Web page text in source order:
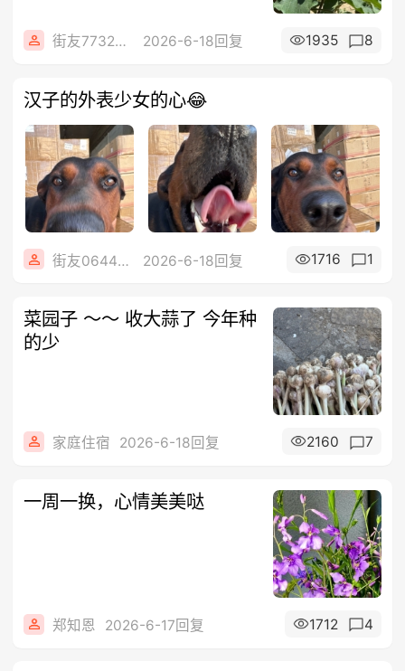
街友77322249 2026-6-18回复 1935 8
汉子的外表少女的心😂
街友06445100 2026-6-18回复 1716 1
菜园子 ～～ 收大蒜了 今年种
的少
家庭住宿 2026-6-18回复 2160 7
一周一换，心情美美哒
郑知恩 2026-6-17回复 1712 4